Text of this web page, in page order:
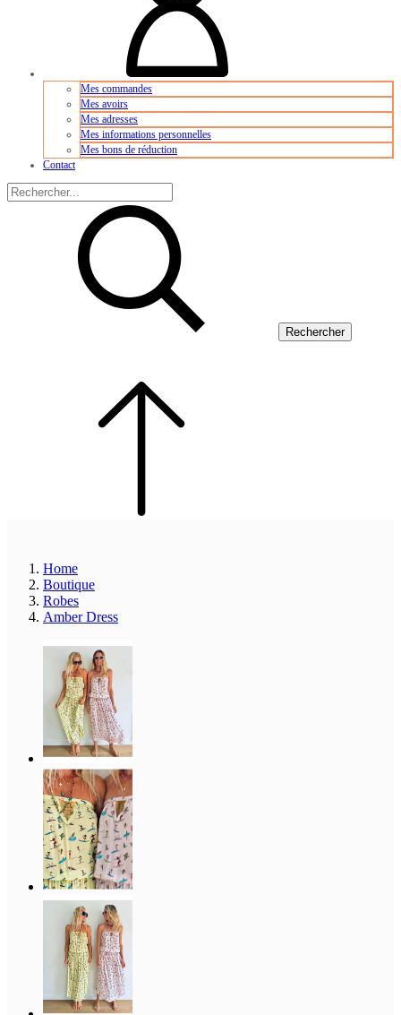
Mes commandes
Mes avoirs
Mes adresses
Mes informations personnelles
Mes bons de réduction
Contact
Rechercher
Home
Boutique
Robes
Amber Dress